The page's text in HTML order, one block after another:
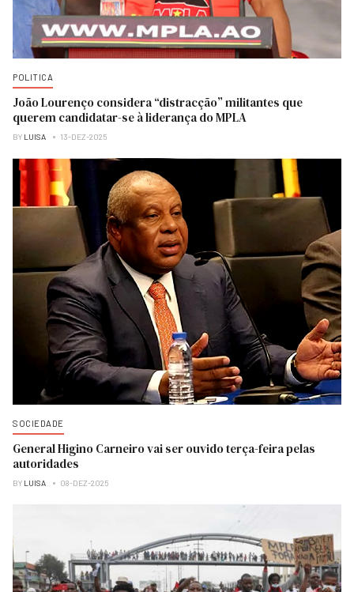
POLITICA
João Lourenço considera “distracção” militantes que
querem candidatar-se à liderança do MPLA
BY LUISA 13-DEZ-2025
SOCIEDADE
General Higino Carneiro vai ser ouvido terça-feira pelas
autoridades
BY LUISA 08-DEZ-2025